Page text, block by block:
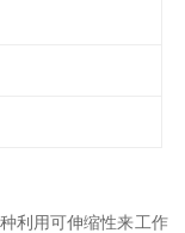
利用可伸缩性来工作